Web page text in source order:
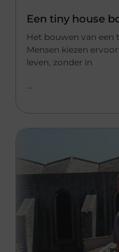
Een tiny house
Het bouwen van een
Mensen kiezen
leven, zonder in